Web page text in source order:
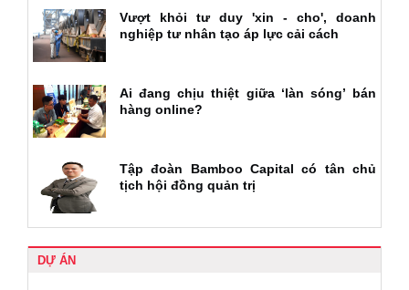
Vượt khỏi tư duy 'xin - cho', doanh
nghiệp tư nhân tạo áp lực cải cách
Ai đang chịu thiệt giữa ‘làn sóng’ bán
hàng online?
Tập đoàn Bamboo Capital có tân chủ
tịch hội đồng quản trị
DỰ ÁN